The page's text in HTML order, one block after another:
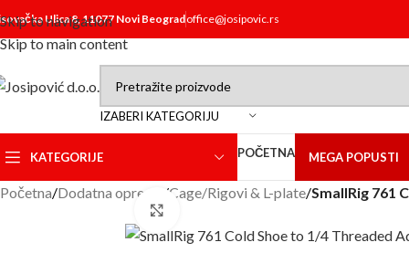
Skip to navigation
Skip to main content
Ulica 8, 11077 Novi Beogradoffice@josipovic.rs
IZABERI KATEGORIJU
KATEGORIJE POČETNA MEGA POPUSTI
Početna/Dodatna oprema /Cage/Rigovi & L-plate/SmallRig 761